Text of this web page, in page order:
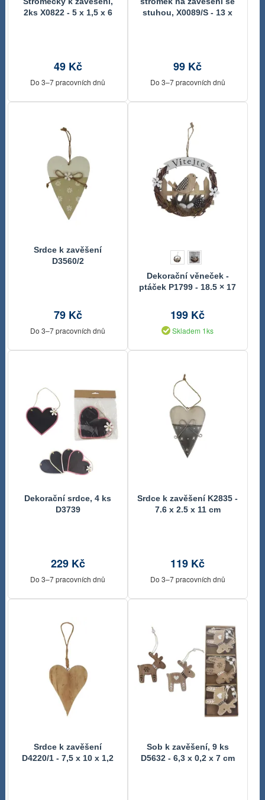
2ks X0822 - 5 x 1,5 x 6
49 Kč
Do 3–7 pracovních dnů
stuhou, X0089/S - 13 x
99 Kč
Do 3–7 pracovních dnů
Srdce k zavěšení
D3560/2
79 Kč
Do 3–7 pracovních dnů
Dekorační věneček -
ptáček P1799 - 18.5 × 17
199 Kč
Skladem 1ks
Dekorační srdce, 4 ks
D3739
229 Kč
Do 3–7 pracovních dnů
Srdce k zavěšení K2835 -
7.6 x 2.5 x 11 cm
119 Kč
Do 3–7 pracovních dnů
Srdce k zavěšení
D4220/1 - 7,5 x 10 x 1,2
Sob k zavěšení, 9 ks
D5632 - 6,3 x 0,2 x 7 cm